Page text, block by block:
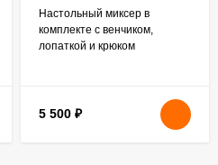
Настольный миксер в
комплекте с венчиком,
лопаткой и крюком
5 500 ₽